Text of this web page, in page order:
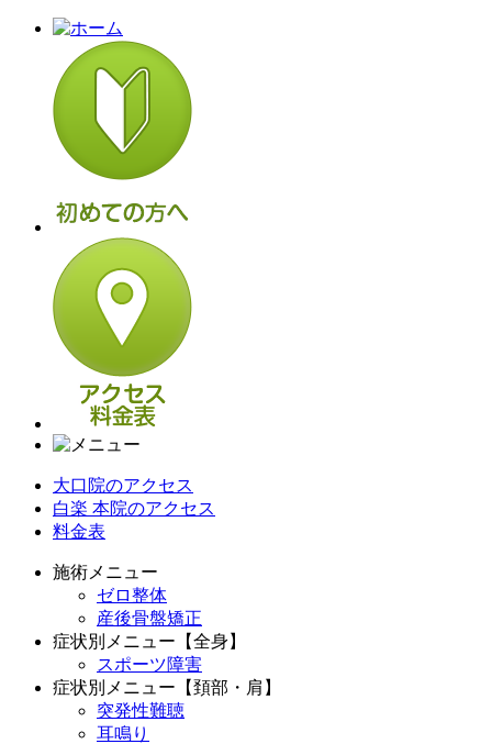
大口院のアクセス
白楽 本院のアクセス
料金表
施術メニュー
ゼロ整体
産後骨盤矯正
症状別メニュー【全身】
スポーツ障害
症状別メニュー【頚部・肩】
突発性難聴
耳鳴り